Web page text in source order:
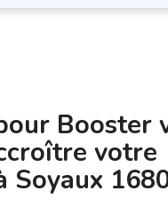
Booster
votre
Soyaux